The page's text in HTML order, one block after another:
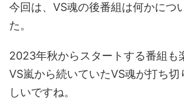
今回は、VS魂の後番組は何かにつ
た。
2023年秋からスタートする番組も
VS嵐から続いていたVS魂が打ち切
しいですね。